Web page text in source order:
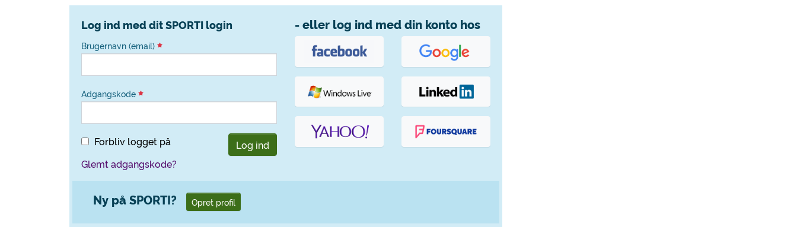
Log ind med dit SPORTI login
Brugernavn (email)
Adgangskode
Forbliv logget på
Log ind
Glemt adgangskode?
- eller log ind med din konto hos
Ny på SPORTI? Opret profil